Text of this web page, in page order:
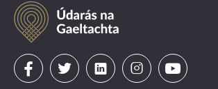
Údarás
na
Gaeltachta
VisitVisitVisitVisitVisit